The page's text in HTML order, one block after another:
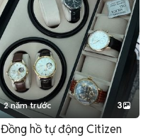
2 năm trước 3
Đồng hồ tự động Citizen